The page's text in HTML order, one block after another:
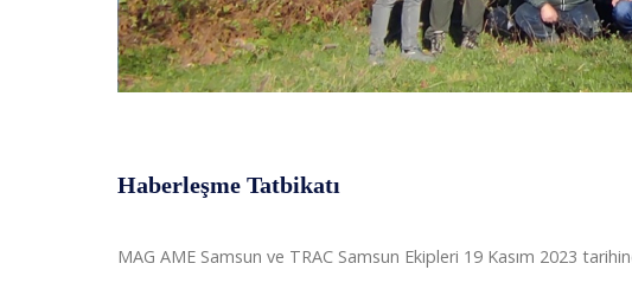
Haberleşme Tatbikatı
MAG AME Samsun ve TRAC Samsun Ekipleri 19 Kasım 2023